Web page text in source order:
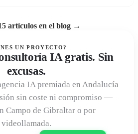
artículos en el blog →
UN PROYECTO?
IA gratis. Sin
excusas.
IA premiada en Andalucía
sin coste ni compromiso —
Campo de Gibraltar o por
videollamada.